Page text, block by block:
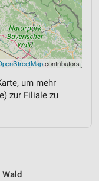
contributors
um mehr
zur Filiale zu